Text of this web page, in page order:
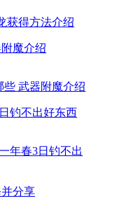
魔介绍
钓不出好东西
分享